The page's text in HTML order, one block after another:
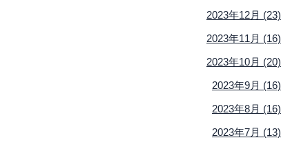
2023年12月 (23)
2023年11月 (16)
2023年10月 (20)
2023年9月 (16)
2023年8月 (16)
2023年7月 (13)